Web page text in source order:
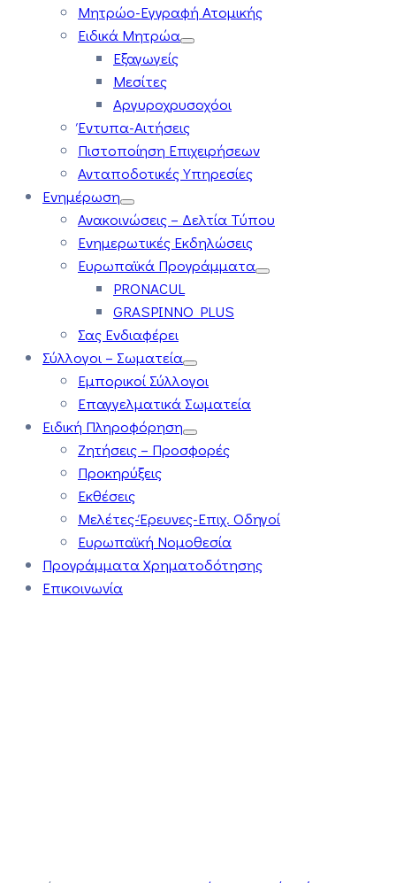
Μητρώο-Εγγραφή Ατομικής
Ειδικά Μητρώα
Εξαγωγείς
Μεσίτες
Αργυροχρυσοχόοι
Έντυπα-Αιτήσεις
Πιστοποίηση Επιχειρήσεων
Ανταποδοτικές Υπηρεσίες
Ενημέρωση
Ανακοινώσεις – Δελτία Τύπου
Ενημερωτικές Εκδηλώσεις
Ευρωπαϊκά Προγράμματα
PRONACUL
GRASPINNO PLUS
Σας Ενδιαφέρει
Σύλλογοι – Σωματεία
Εμπορικοί Σύλλογοι
Επαγγελματικά Σωματεία
Ειδική Πληροφόρηση
Ζητήσεις – Προσφορές
Προκηρύξεις
Εκθέσεις
Μελέτες-Έρευνες-Επιχ. Οδηγοί
Ευρωπαϊκή Νομοθεσία
Προγράμματα Χρηματοδότησης
Επικοινωνία